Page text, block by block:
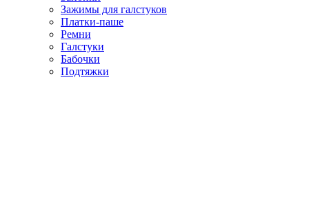
Зажимы для галстуков
Платки-паше
Ремни
Галстуки
Бабочки
Подтяжки